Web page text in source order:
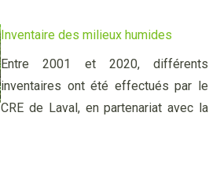
Inventaire des milieux humides
Entre 2001 et 2020, différents
inventaires ont été effectués par le
CRE de Laval, en partenariat avec la